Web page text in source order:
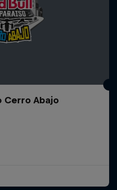
Cerro Abajo